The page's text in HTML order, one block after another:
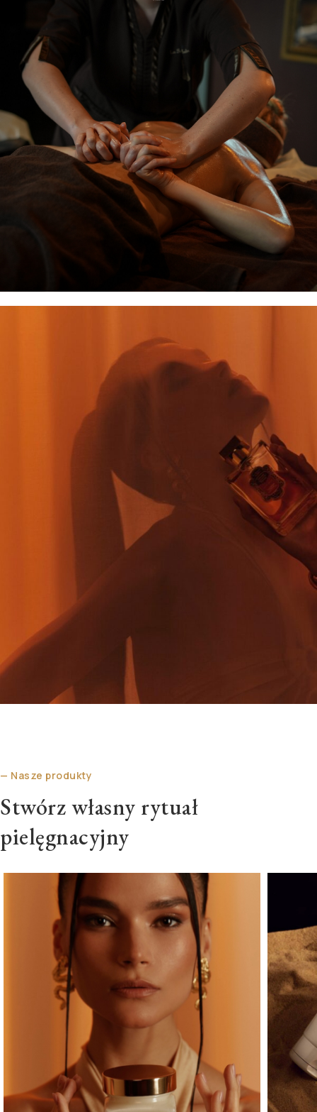
Bezpłatne szkolenie produktowe i zabiegowe dla
personelu kosmetycznego w dogodnym formacie:
stacjonarnie lub online
doradztwo i wsparcie marketingowe oraz atrakcyjny
— Nasze produkty
Stwórz własny rytuał
pielęgnacyjny